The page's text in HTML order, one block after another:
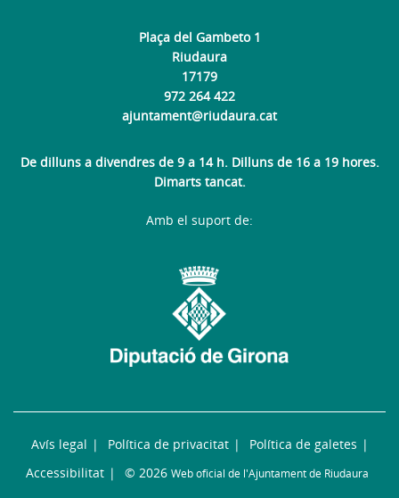
Plaça del Gambeto 1
Riudaura
17179
972 264 422
ajuntament@riudaura.cat
De dilluns a divendres de 9 a 14 h. Dilluns de 16 a 19 hores.
Dimarts tancat.
Avís legal Política de privacitat
Política de galetes
Accessibilitat
© 2026 Web oficial de l'Ajuntament de Riudaura
Amb el suport de: